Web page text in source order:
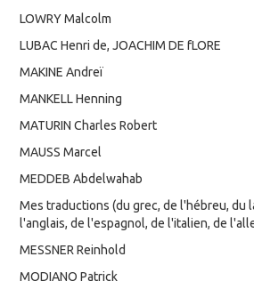
LOWRY Malcolm
LUBAC Henri de, JOACHIM DE fLORE
MAKINE Andreï
MANKELL Henning
MATURIN Charles Robert
MAUSS Marcel
MEDDEB Abdelwahab
Mes traductions (du grec, de l'hébreu, du
l'anglais, de l'espagnol, de l'italien, de
MESSNER Reinhold
MODIANO Patrick